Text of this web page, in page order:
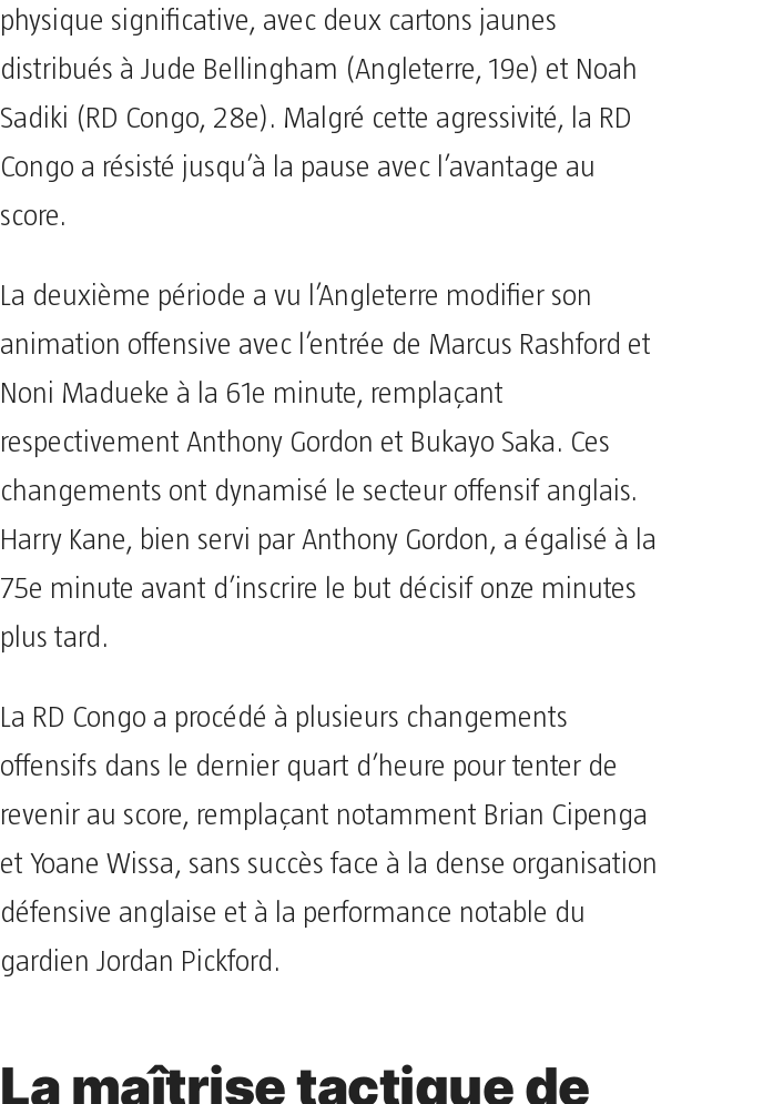
physique significative, avec deux cartons jaunes
distribués à Jude Bellingham (Angleterre, 19e) et Noah
Sadiki (RD Congo, 28e). Malgré cette agressivité, la RD
Congo a résisté jusqu’à la pause avec l’avantage au
score.
La deuxième période a vu l’Angleterre modifier son
animation offensive avec l’entrée de Marcus Rashford et
Noni Madueke à la 61e minute, remplaçant
respectivement Anthony Gordon et Bukayo Saka. Ces
changements ont dynamisé le secteur offensif anglais.
Harry Kane, bien servi par Anthony Gordon, a égalisé à la
75e minute avant d’inscrire le but décisif onze minutes
plus tard.
La RD Congo a procédé à plusieurs changements
offensifs dans le dernier quart d’heure pour tenter de
revenir au score, remplaçant notamment Brian Cipenga
et Yoane Wissa, sans succès face à la dense organisation
défensive anglaise et à la performance notable du
gardien Jordan Pickford.
La maîtrise tactique de